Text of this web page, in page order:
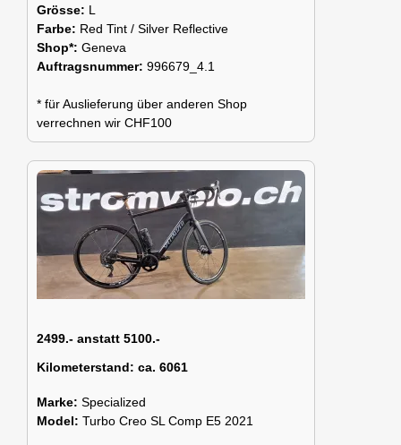
Grösse: L
Farbe: Red Tint / Silver Reflective
Shop*: Geneva
Auftragsnummer: 996679_4.1
* für Auslieferung über anderen Shop
verrechnen wir CHF100
2499.- anstatt 5100.-
Kilometerstand: ca. 6061
Marke: Specialized
Model: Turbo Creo SL Comp E5 2021